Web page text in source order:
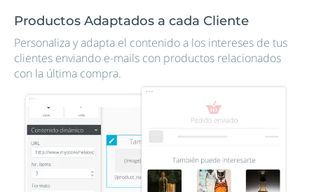
Productos Adaptados a cada Cliente
Personaliza y adapta el contenido a los intereses de tus
clientes enviando e-mails con productos relacionados
con la última compra.